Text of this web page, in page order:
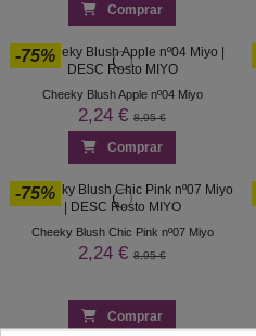
Comprar
-75%
Cheeky Blush Apple nº04 Miyo
2,24 € 8,95 €
Comprar
-75%
Cheeky Blush Chic Pink nº07 Miyo
2,24 € 8,95 €
Comprar